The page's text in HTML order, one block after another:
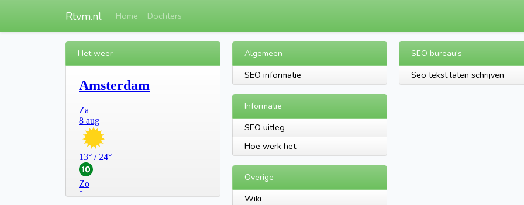
Rtvm.nl Home Dochters
Het weer Algemeen
SEO informatie
Informatie
SEO uitleg
Hoe werk het
Overige
Wiki
SEO bureau's
Seo tekst laten schrijven